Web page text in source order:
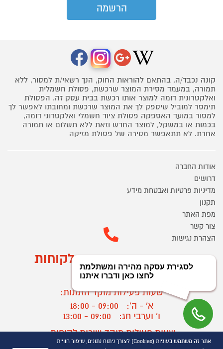
קונה נכבד/ה, בהתאם להוראות החוק, הנך רשאי/ת למסור, ללא
תמורה, במעמד מסירת המוצר שרכשת, פסולת חשמלית
ואלקטרונית דומה למוצר אותו רכשת בבית עסק זה. הפסולת
תימסר למוביל שיספק לך את המוצר שרכשת ומחובתו לאפשר לך
למסור במועד האספקה פסולת ציוד חשמלי ואלקטרוני דומה,
בכמות או במשקל, למוצר החדש וזאת ללא תשלום או תמורה
אחרת. לא תתאפשר מסירה של פסולת מזיקה
אודות החברה
דרושים
מדיניות פרטיות ואבטחת מידע
תקנון
מפת האתר
צור קשר
הצהרת נגישות
מוקד הזמנות ושירות לקוחות
03-9545370
שעות פעילות מוקד הזמנות:
א' - ה':
09:00 - 18:00
ו' וערבי חג:
09:00 - 13:00
שעות פעילות מוקד שירות לקוחות:
א' - ד':
09:00 - 16:30
אתר זה משתמש בעוגיות (Cookies) לצורך ניתוח נתונים, שיפור חוויית